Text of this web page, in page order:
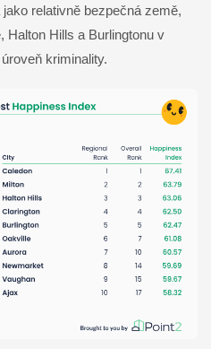
relativně bezpečná země,
Halton Hills a Burlingtonu v
kriminality.